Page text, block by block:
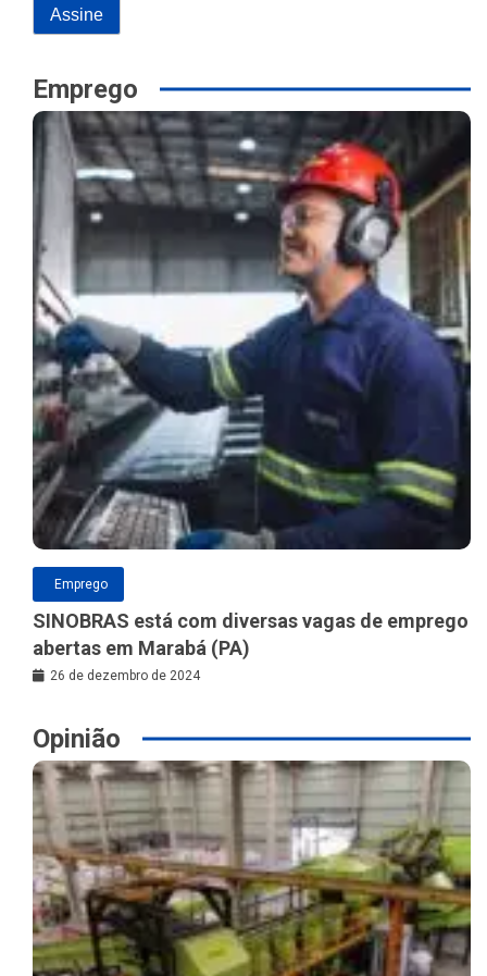
Emprego
Emprego
SINOBRAS está com diversas vagas de emprego
abertas em Marabá (PA)
26 de dezembro de 2024
Opinião